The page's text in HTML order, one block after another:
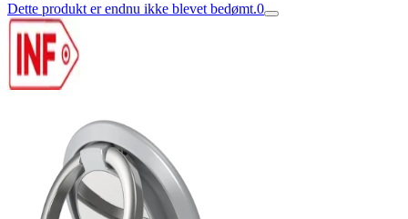
Dette produkt er endnu ikke blevet bedømt.0